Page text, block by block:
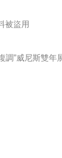
被盜用
調”威尼斯雙年